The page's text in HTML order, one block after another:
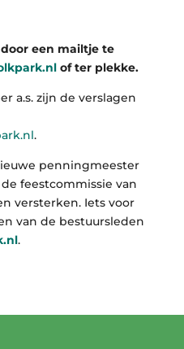
een mailtje te
of ter plekke.
a.s. zijn de verslagen
.
penningmeester
feestcommissie van
versterken. Iets voor
van de bestuursleden
.